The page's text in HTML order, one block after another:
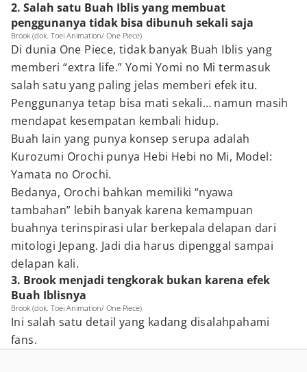
2. Salah satu Buah Iblis yang membuat
penggunanya tidak bisa dibunuh sekali saja
Brook (dok. Toei Animation/ One Piece)
Di dunia One Piece, tidak banyak Buah Iblis yang
memberi “extra life.” Yomi Yomi no Mi termasuk
salah satu yang paling jelas memberi efek itu.
Penggunanya tetap bisa mati sekali… namun masih
mendapat kesempatan kembali hidup.
Buah lain yang punya konsep serupa adalah
Kurozumi Orochi punya Hebi Hebi no Mi, Model:
Yamata no Orochi.
Bedanya, Orochi bahkan memiliki “nyawa
tambahan” lebih banyak karena kemampuan
buahnya terinspirasi ular berkepala delapan dari
mitologi Jepang. Jadi dia harus dipenggal sampai
delapan kali.
3. Brook menjadi tengkorak bukan karena efek
Buah Iblisnya
Brook (dok. Toei Animation/ One Piece)
Ini salah satu detail yang kadang disalahpahami
fans.